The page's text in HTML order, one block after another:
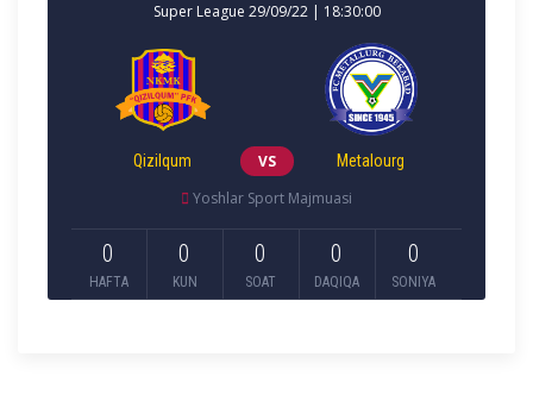
Super League 29/09/22 | 18:30:00
Qizilqum VS Metalourg
Yoshlar Sport Majmuasi
0
HAFTA
0
KUN
0
SOAT
0
DAQIQA
0
SONIYA